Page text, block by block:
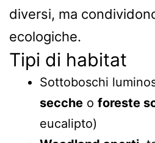
diversi, ma
ecologiche.
Tipi di habitat
Sottoboschi
secche o foreste
eucalipto)